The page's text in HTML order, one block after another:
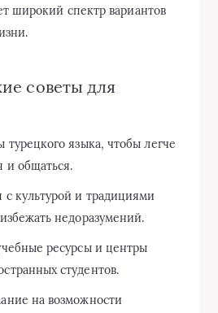
широкий спектр вариантов
советы для
турецкого языка, чтобы легче
и общаться.
с культурой и традициями
недоразумений.
ресурсы и центры
студентов.
на возможности